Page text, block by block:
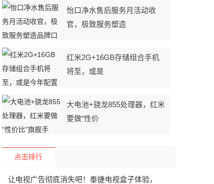
怡口净水售后服务月活动收
官，极致服务塑造
红米2G+16GB存储组合手机
将至，或是
大电池+骁龙855处理器，红米
要做“性价
点击排行
让电视广告彻底消失吧！泰捷电视盒子体验，